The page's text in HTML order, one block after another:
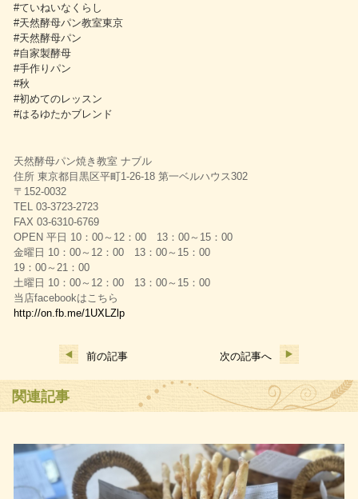
#ていねいなくらし
#天然酵母パン教室東京
#天然酵母パン
#自家製酵母
#手作りパン
#秋
#初めてのレッスン
#はるゆたかブレンド
天然酵母パン焼き教室 ナブル
住所 東京都目黒区平町1-26-18 第一ベルハウス302
〒152-0032
TEL 03-3723-2723
FAX 03-6310-6769
OPEN 平日 10：00～12：00 13：00～15：00
金曜日 10：00～12：00 13：00～15：00
19：00～21：00
土曜日 10：00～12：00 13：00～15：00
当店facebookはこちら
http://on.fb.me/1UXLZlp
前の記事 次の記事へ
関連記事